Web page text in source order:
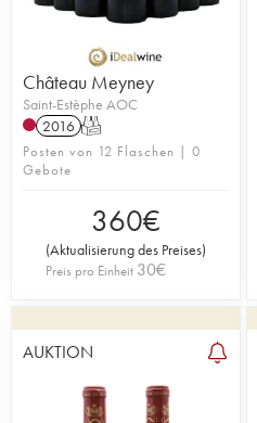
Château Meyney
Saint-Estèphe AOC
2016 T
Posten von 12 Flaschen | 0
Gebote
360€
(Aktualisierung des Preises)
Preis pro Einheit 30€
AUKTION